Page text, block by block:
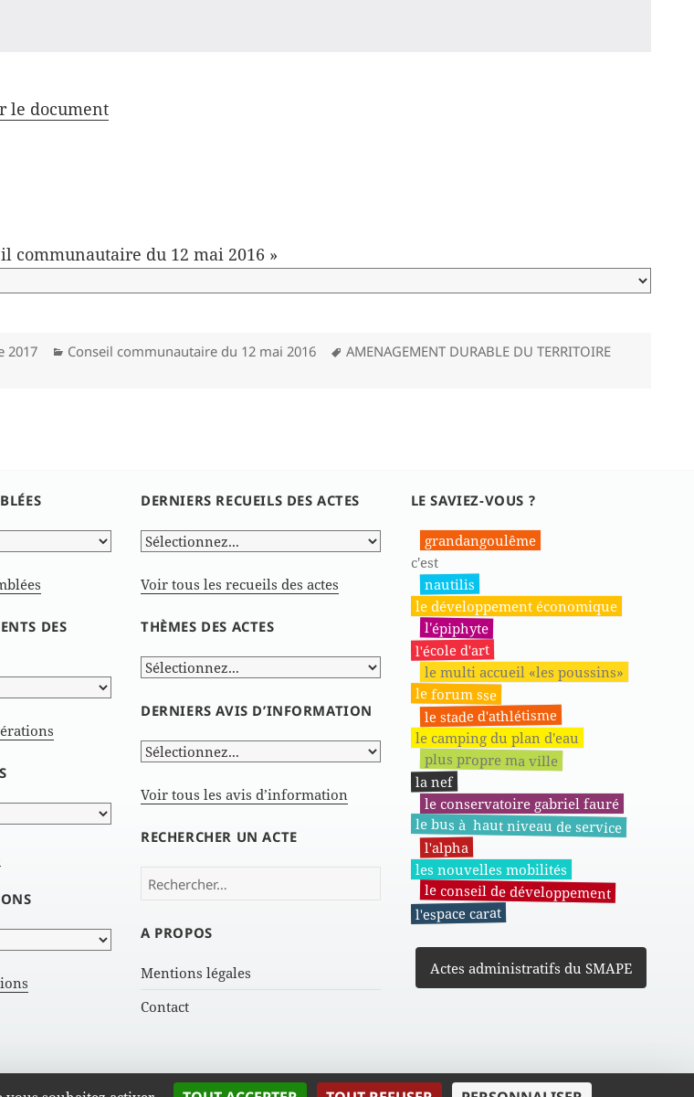
le document
communautaire du 12 mai 2016 »
2017 Catégories
Conseil communautaire du 12 mai 2016
Mots-
AMENAGEMENT DURABLE DU TERRITOIRE
DES
DERNIERS RECUEILS DES ACTES
Voir tous les recueils des actes
THÈMES DES ACTES
DERNIERS AVIS D’INFORMATION
Voir tous les avis d’information
RECHERCHER UN ACTE
Rechercher :
A PROPOS
Mentions légales
Contact
LE SAVIEZ-VOUS ?
grandangoulême
c'est
nautilis
le développement économique
l'épiphyte
l'école d'art
le multi accueil «les poussins»
le forum sse
le stade d'athlétisme
le camping du plan d'eau
plus propre ma ville
la nef
le conservatoire gabriel fauré
le bus à haut niveau de service
l'alpha
les nouvelles mobilités
le conseil de développement
l'espace carat
Actes administratifs du SMAPE
de GrandAngoulême | GrandAngoulême | MMXVII